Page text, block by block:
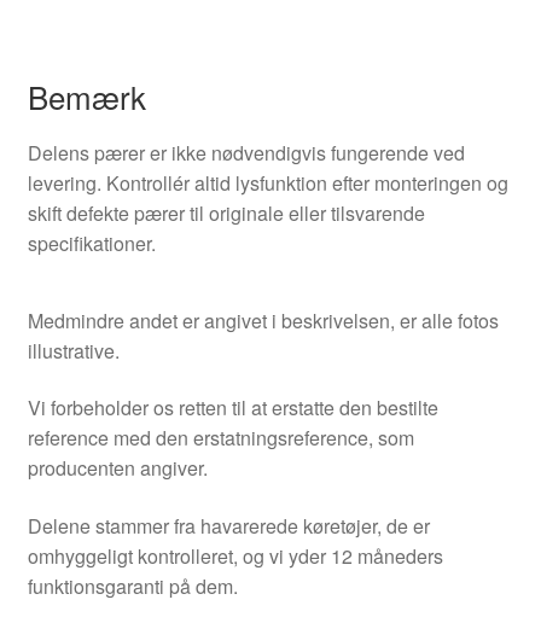
Bemærk
Delens pærer er ikke nødvendigvis fungerende ved
levering. Kontrollér altid lysfunktion efter monteringen og
skift defekte pærer til originale eller tilsvarende
specifikationer.
Medmindre andet er angivet i beskrivelsen, er alle fotos
illustrative.
Vi forbeholder os retten til at erstatte den bestilte
reference med den erstatningsreference, som
producenten angiver.
Delene stammer fra havarerede køretøjer, de er
omhyggeligt kontrolleret, og vi yder 12 måneders
funktionsgaranti på dem.